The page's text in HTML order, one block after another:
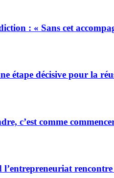
: « Sans cet
étape décisive pour la
c’est comme